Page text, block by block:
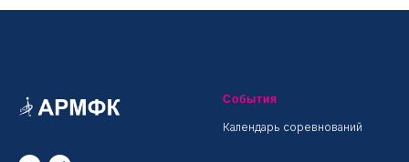
События
Календарь соревнований